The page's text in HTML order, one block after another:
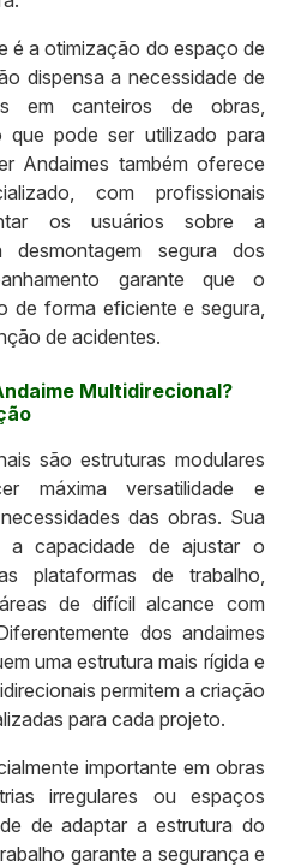
é a otimização do espaço de
dispensa a necessidade de
em canteiros de obras,
que pode ser utilizado para
Andaimes também oferece
com profissionais
os usuários sobre a
segura dos
garante que o
de forma eficiente e segura,
de acidentes.
Multidirecional?
são estruturas modulares
máxima versatilidade e
das obras. Sua
a capacidade de ajustar o
plataformas de trabalho,
de difícil alcance com
dos andaimes
uma estrutura mais rígida e
permitem a criação
para cada projeto.
importante em obras
irregulares ou espaços
de adaptar a estrutura do
garante a segurança e